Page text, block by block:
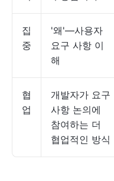
집
중
'왜'—사용자
요구 사항 이
해
협
업
개발자가 요구
사항 논의에
참여하는 더
협업적인 방식